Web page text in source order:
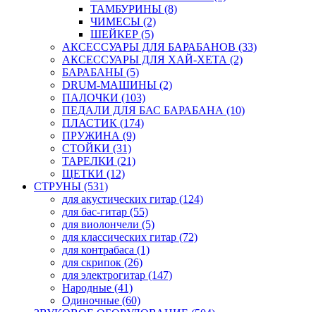
ТАМБУРИНЫ (8)
ЧИМЕСЫ (2)
ШЕЙКЕР (5)
АКСЕССУАРЫ ДЛЯ БАРАБАНОВ (33)
АКСЕССУАРЫ ДЛЯ ХАЙ-ХЕТА (2)
БАРАБАНЫ (5)
DRUM-МАШИНЫ (2)
ПАЛОЧКИ (103)
ПЕДАЛИ ДЛЯ БАС БАРАБАНА (10)
ПЛАСТИК (174)
ПРУЖИНА (9)
СТОЙКИ (31)
ТАРЕЛКИ (21)
ЩЕТКИ (12)
СТРУНЫ (531)
для акустических гитар (124)
для бас-гитар (55)
для виолончели (5)
для классических гитар (72)
для контрабаса (1)
для скрипок (26)
для электрогитар (147)
Народные (41)
Одиночные (60)